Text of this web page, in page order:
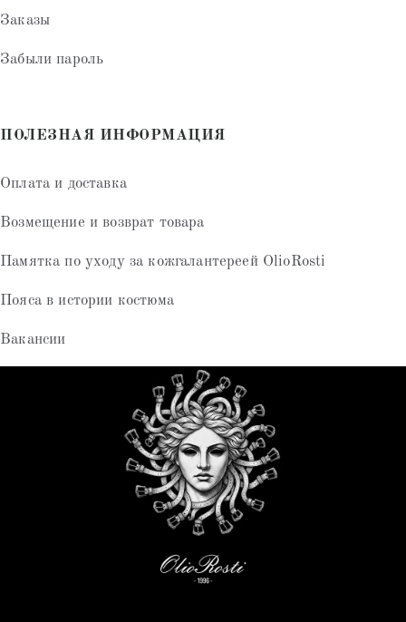
Заказы
Забыли пароль
ПОЛЕЗНАЯ ИНФОРМАЦИЯ
Оплата и доставка
Возмещение и возврат товара
Памятка по уходу за кожгалантереей OlioRosti
Пояса в истории костюма
Вакансии